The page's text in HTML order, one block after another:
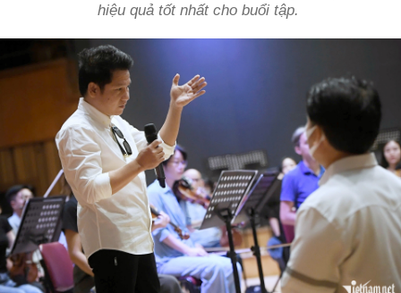
hiệu quả tốt nhất cho buổi tập.